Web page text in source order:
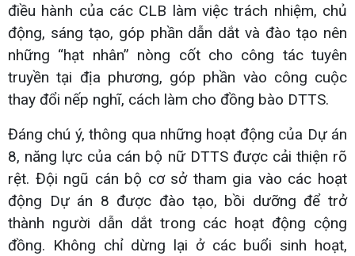
điều hành của các CLB làm việc trách nhiệm, chủ
động, sáng tạo, góp phần dẫn dắt và đào tạo nên
những “hạt nhân” nòng cốt cho công tác tuyên
truyền tại địa phương, góp phần vào công cuộc
thay đổi nếp nghĩ, cách làm cho đồng bào DTTS.
Đáng chú ý, thông qua những hoạt động của Dự án
8, năng lực của cán bộ nữ DTTS được cải thiện rõ
rệt. Đội ngũ cán bộ cơ sở tham gia vào các hoạt
động Dự án 8 được đào tạo, bồi dưỡng để trở
thành người dẫn dắt trong các hoạt động cộng
đồng. Không chỉ dừng lại ở các buổi sinh hoạt,